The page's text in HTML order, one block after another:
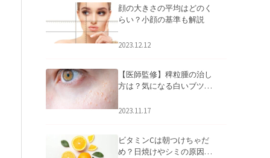
顔の大きさの平均はどのく
らい？小顔の基準も解説
2023.12.12
【医師監修】稗粒腫の治し
方は？気になる白いブツブ
アについて
2023.11.17
ビタミンCは朝つけちゃだ
め？日焼けやシミの原因に